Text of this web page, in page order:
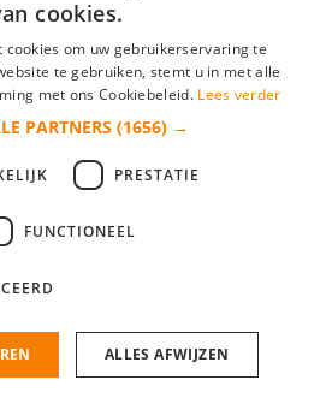
zo gevonden!
cookies.
cookies om uw gebruikerservaring te
te gebruiken, stemt u in met alle
met ons Cookiebeleid. Lees verder
PARTNERS (1656) →
PRESTATIE
FUNCTIONEEL
ALLES AFWIJZEN